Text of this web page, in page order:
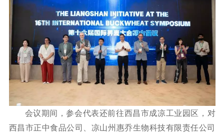
会议期间，参会代表还前往西昌市成凉工业园区，对
西昌市正中食品公司、凉山州惠乔生物科技有限责任公司